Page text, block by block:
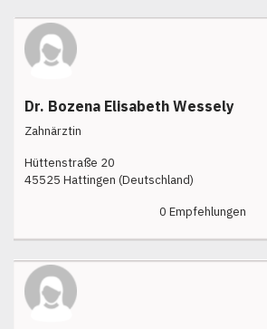
Dr. Bozena Elisabeth Wessely
Zahnärztin
Hüttenstraße 20
45525 Hattingen (Deutschland)
0 Empfehlungen